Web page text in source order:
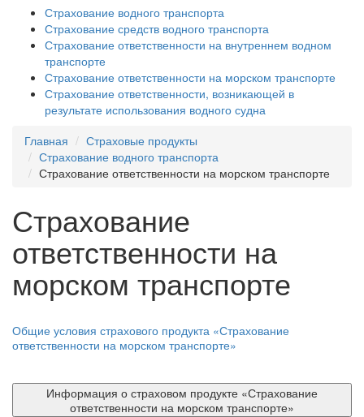
Страхование водного транспорта
Страхование средств водного транспорта
Страхование ответственности на внутреннем водном
транспорте
Страхование ответственности на морском транспорте
Страхование ответственности, возникающей в
результате использования водного судна
Главная
Страховые продукты
Страхование водного транспорта
Страхование ответственности на морском транспорте
Страхование
ответственности на
морском транспорте
Общие условия страхового продукта «Страхование
ответственности на морском транспорте»
Информация о страховом продукте «Страхование
ответственности на морском транспорте»